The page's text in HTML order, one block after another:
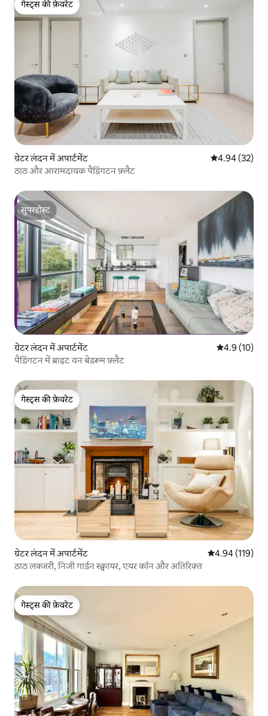
गेस्ट्स की फ़ेवरेट
गेस्ट्स की फ़ेवरेट
ग्रेटर लंदन में अपार्टमेंट औसत रेटिंग 5 में
4.94 (32)
ठाठ और आरामदायक पैडिंगटन फ़्लैट
सुपरहोस्ट
सुपरहोस्ट
ग्रेटर लंदन में अपार्टमेंट औसत रेटिंग 5
4.9 (10)
पैडिंगटन में ब्राइट वन बेडरूम फ़्लैट
गेस्ट्स की फ़ेवरेट
गेस्ट्स की फ़ेवरेट
ग्रेटर लंदन में अपार्टमेंट औसत रेटिंग 5 में से
4.94 (119)
ठाठ लक्जरी, निजी गार्डन स्क्वायर, एयर कॉन और अतिरिक्त
गेस्ट्स की फ़ेवरेट
गेस्ट्स की फ़ेवरेट